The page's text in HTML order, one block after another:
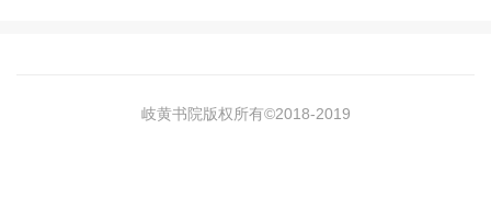
岐黄书院版权所有©2018-2019